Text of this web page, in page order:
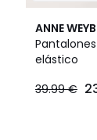
ANNE
elástico
€
39.99 €
4,6
/ 5
2
Colores